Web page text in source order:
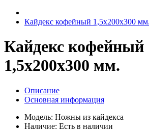
Кайдекс кофейный 1,5х200х300 мм.
Кайдекс кофейный
1,5х200х300 мм.
Описание
Основная информация
Модель: Ножны из кайдекса
Наличие: Есть в наличии